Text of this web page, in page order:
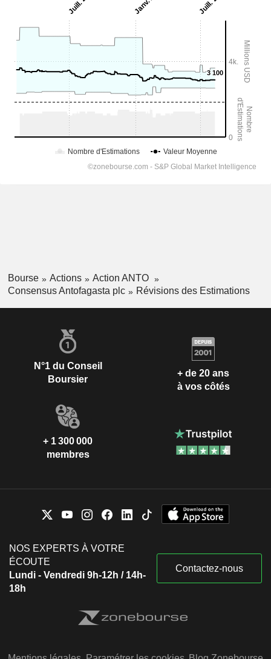
Bourse Actions
Action ANTO
Consensus Antofagasta plc
Révisions des Estimations
N°1 du Conseil
Boursier
+ de 20 ans
à vos côtés
+ 1 300 000
membres
NOS EXPERTS À VOTRE
ÉCOUTE
Lundi - Vendredi 9h-12h / 14h-
18h
Contactez-nous